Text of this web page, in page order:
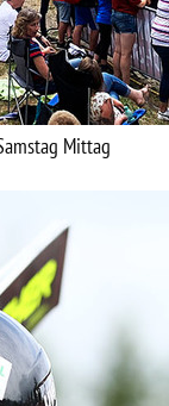
Mittag